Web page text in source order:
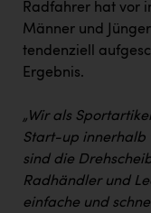
Radfahrer hat vor
Männer und
tendenziell
Ergebnis.
„Wir als
Start-up innerhalb
sind die
Radhändler und
einfache und